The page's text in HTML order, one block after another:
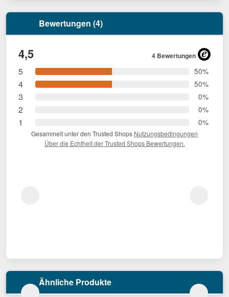
Bewertungen (4)
4,5 4 Bewertungen
5 50%
4 50%
3 0%
2 0%
1 0%
Gesammelt unter den Trusted Shops Nutzungsbedingungen
Über die Echtheit der Trusted Shops Bewertungen.
Ähnliche Produkte